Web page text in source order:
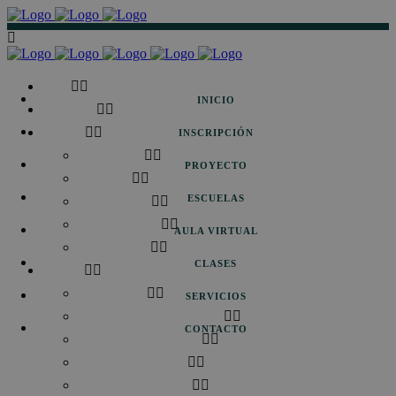
INICIO
INSCRIPCIÓN
PROYECTO
ESCUELAS
AULA VIRTUAL
CLASES
SERVICIOS
CONTACTO